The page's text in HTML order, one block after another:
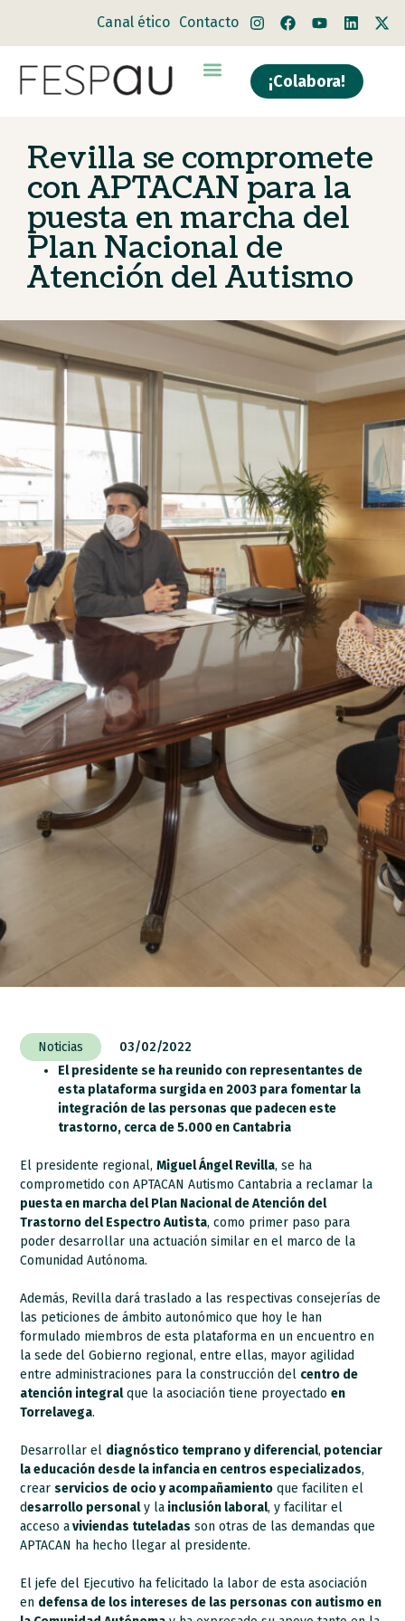
Canal ético Contacto
¡Colabora!
Revilla se compromete
con APTACAN para la
puesta en marcha del
Plan Nacional de
Atención del Autismo
Noticias
03/02/2022
El presidente se ha reunido con representantes de
esta plataforma surgida en 2003 para fomentar la
integración de las personas que padecen este
trastorno, cerca de 5.000 en Cantabria
El presidente regional,Miguel Ángel Revilla, se ha
comprometido con APTACAN Autismo Cantabria a reclamar la
puesta en marcha del Plan Nacional de Atención del
Trastorno del Espectro Autista, como primer paso para
poder desarrollar una actuación similar en el marco de la
Comunidad Autónoma.
Además, Revilla dará traslado a las respectivas consejerías de
las peticiones de ámbito autonómico que hoy le han
formulado miembros de esta plataforma en un encuentro en
la sede del Gobierno regional, entre ellas, mayor agilidad
entre administraciones para la construcción del centro de
atención integralque la asociación tiene proyectadoen
Torrelavega.
Desarrollar el diagnóstico temprano y diferencial, potenciar
la educación desde la infancia en centros especializados,
crearservicios de ocio y acompañamiento que faciliten el
desarrollo personaly la inclusión laboral, y facilitar el
acceso aviviendas tuteladas son otras de las demandas que
APTACAN ha hecho llegar al presidente.
El jefe del Ejecutivo ha felicitado la labor de esta asociación
en defensa de los intereses de las personas con autismo en